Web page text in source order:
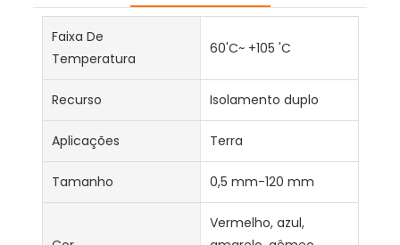
Faixa De
Temperatura
60'C~ +105 'C
Recurso Isolamento duplo
Aplicações Terra
Tamanho 0,5 mm-120 mm
Vermelho, azul,